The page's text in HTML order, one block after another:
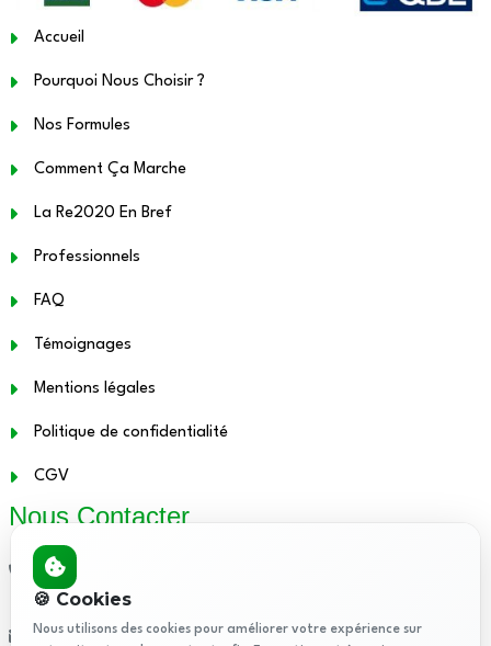
Accueil
Pourquoi Nous Choisir ?
Nos Formules
Comment Ça Marche
La Re2020 En Bref
Professionnels
FAQ
Témoignages
Mentions légales
Politique de confidentialité
CGV
Nous Contacter
01.48.12.21.86
contact@attestationthermique.fr
🍪 Cookies
Nous utilisons des cookies pour améliorer votre expérience sur